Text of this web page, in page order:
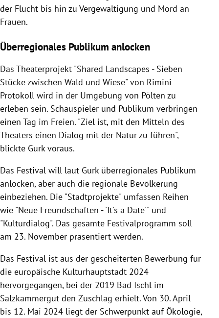
der Flucht bis hin zu Vergewaltigung und Mord an
Frauen.
Überregionales Publikum anlocken
Das Theaterprojekt "Shared Landscapes - Sieben
Stücke zwischen Wald und Wiese" von Rimini
Protokoll wird in der Umgebung von Pölten zu
erleben sein. Schauspieler und Publikum verbringen
einen Tag im Freien. "Ziel ist, mit den Mitteln des
Theaters einen Dialog mit der Natur zu führen",
blickte Gurk voraus.
Das Festival will laut Gurk überregionales Publikum
anlocken, aber auch die regionale Bevölkerung
einbeziehen. Die "Stadtprojekte" umfassen Reihen
wie "Neue Freundschaften - 'It's a Date'" und
"Kulturdialog". Das gesamte Festivalprogramm soll
am 23. November präsentiert werden.
Das Festival ist aus der gescheiterten Bewerbung für
die europäische Kulturhauptstadt 2024
hervorgegangen, bei der 2019 Bad Ischl im
Salzkammergut den Zuschlag erhielt. Von 30. April
bis 12. Mai 2024 liegt der Schwerpunkt auf Ökologie,